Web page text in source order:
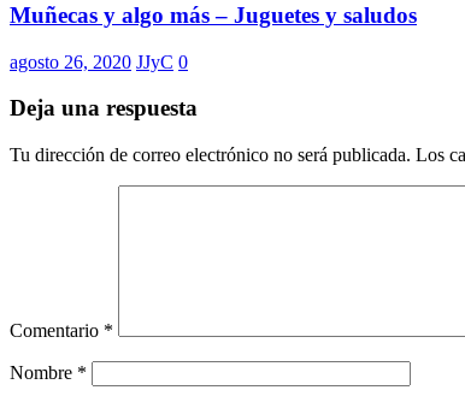
Muñecas y algo más – Juguetes y saludos
agosto 26, 2020 JJyC 0
Deja una respuesta
Tu dirección de correo electrónico no será publicada. Los
Comentario *
Nombre *